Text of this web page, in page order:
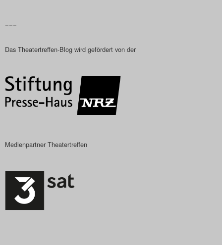
Das Theatertreffen-Blog
2022
Das Theatertreffen-Blog
Das Theatertreffen-Blog
Das Theatertreffen-Blog
–––
Das Theatertreffen-Blog wird gefördert von der
Medienpartner Theatertreffen